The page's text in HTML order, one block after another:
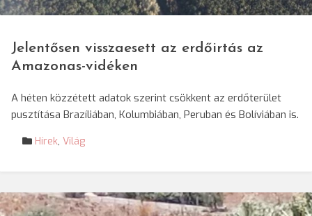
© Darvas Enikő/SRR
Jelentősen visszaesett az erdőirtás az
Amazonas-vidéken
A héten közzétett adatok szerint csökkent az erdőterület
pusztítása Brazíliában, Kolumbiában, Peruban és Bolíviában is.
Hírek, Világ